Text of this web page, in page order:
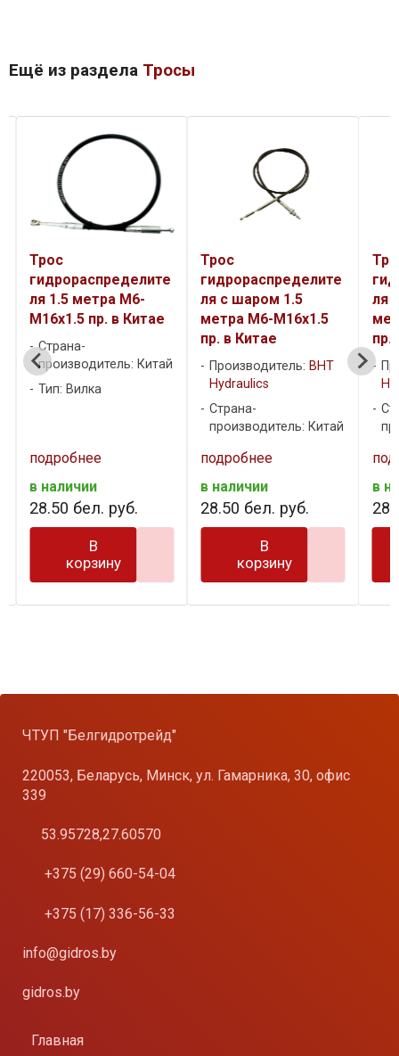
Ещё из раздела Тросы
Трос
гидрораспределите
ля с шаром 1.5
метра M6-M16x1.5
пр. в Китае
Производитель:BHT
Hydraulics
подробнее
в наличии
28.50бел. руб.
корзину
Трос
гидрораспределите
ля с шаром 2.0
метра M6-M16x1.5
пр. в Китае
Производитель:BHT
Hydraulics
Страна-
производитель: Китай
подробнее
в наличии
28.50бел. руб.
корзину
в
ЧТУП "Белгидротрейд"
220053, Беларусь, Минск, ул. Гамарника, 30, офис
339
53.95728,27.60570
+375 (29) 660-54-04
+375 (17) 336-56-33
info@gidros.by
gidros.by
Главная